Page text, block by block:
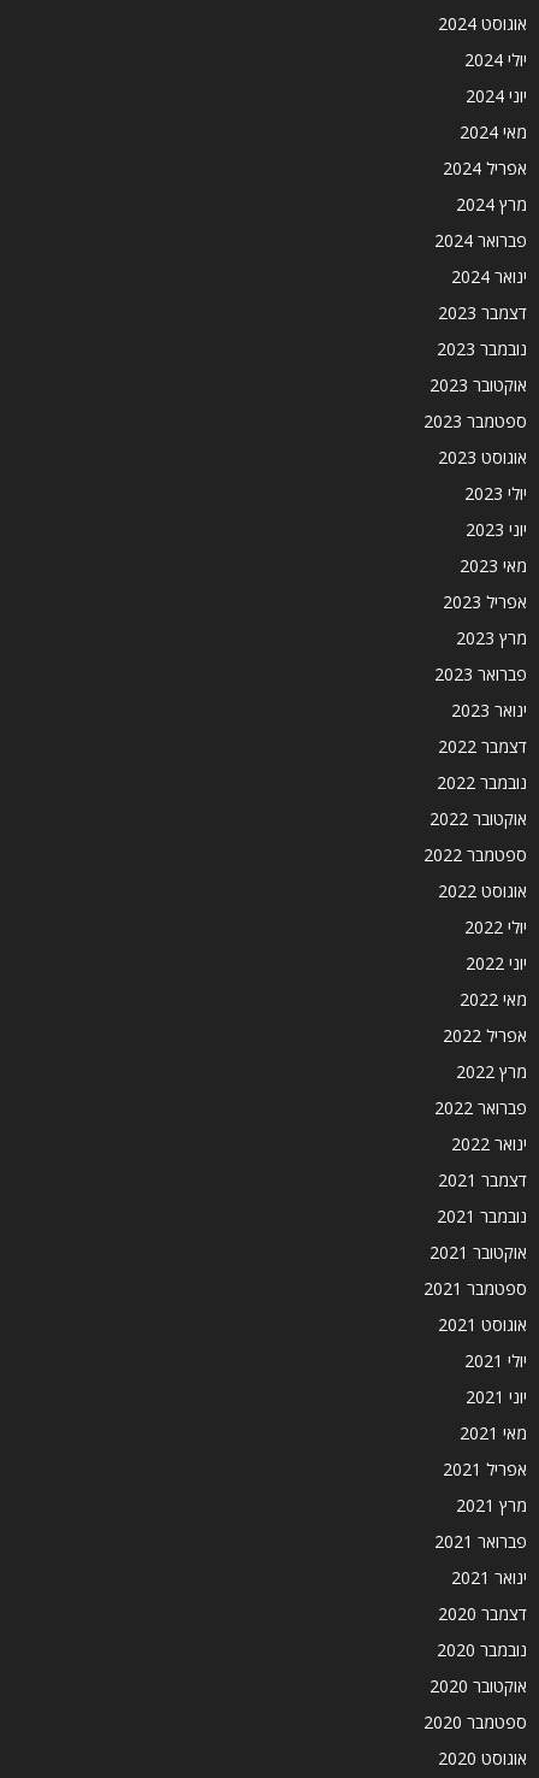
אוגוסט 2024
יולי 2024
יוני 2024
מאי 2024
אפריל 2024
מרץ 2024
פברואר 2024
ינואר 2024
דצמבר 2023
נובמבר 2023
אוקטובר 2023
ספטמבר 2023
אוגוסט 2023
יולי 2023
יוני 2023
מאי 2023
אפריל 2023
מרץ 2023
פברואר 2023
ינואר 2023
דצמבר 2022
נובמבר 2022
אוקטובר 2022
ספטמבר 2022
אוגוסט 2022
יולי 2022
יוני 2022
מאי 2022
אפריל 2022
מרץ 2022
פברואר 2022
ינואר 2022
דצמבר 2021
נובמבר 2021
אוקטובר 2021
ספטמבר 2021
אוגוסט 2021
יולי 2021
יוני 2021
מאי 2021
אפריל 2021
מרץ 2021
פברואר 2021
ינואר 2021
דצמבר 2020
נובמבר 2020
אוקטובר 2020
ספטמבר 2020
אוגוסט 2020